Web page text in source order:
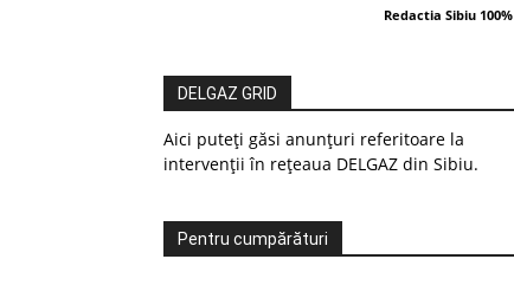
Redactia Sibiu 100%
DELGAZ GRID
Aici puteți găsi anunțuri referitoare la
intervenții în rețeaua DELGAZ din Sibiu.
Pentru cumpărături